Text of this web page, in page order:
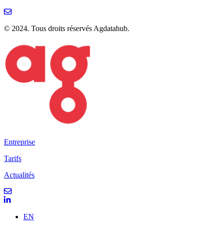
© 2024. Tous droits réservés Agdatahub.
Entreprise
Tarifs
Actualités
EN